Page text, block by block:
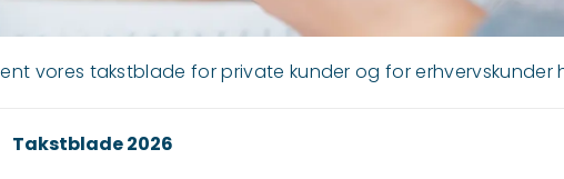
vores takstblade for private kunder og for erhvervskunder
Takstblade 2026